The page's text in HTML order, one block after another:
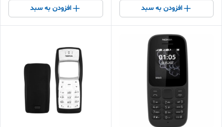
افزودن به سبد افزودن به سبد